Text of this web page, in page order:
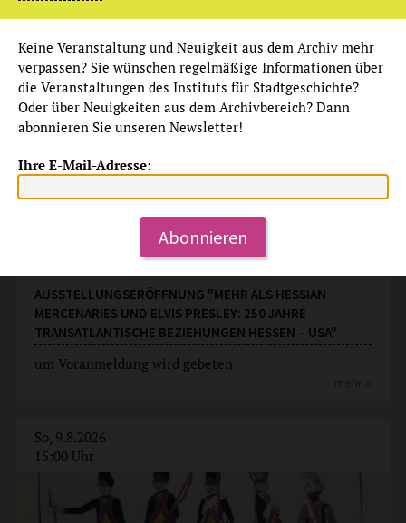
Ausstellungseröffnung
AUSSTELLUNGSERÖFFNUNG "MEHR ALS HESSIAN
MERCENARIES UND ELVIS PRESLEY: 250 JAHRE
TRANSATLANTISCHE BEZIEHUNGEN HESSEN – USA"
um Voranmeldung wird gebeten
mehr
So, 9.8.2026
15:00 Uhr
Keine Veranstaltung und Neuigkeit aus dem Archiv mehr
verpassen? Sie wünschen regelmäßige Informationen über
die Veranstaltungen des Instituts für Stadtgeschichte?
Oder über Neuigkeiten aus dem Archivbereich? Dann
abonnieren Sie unseren Newsletter!
Ihre E-Mail-Adresse:
Abonnieren